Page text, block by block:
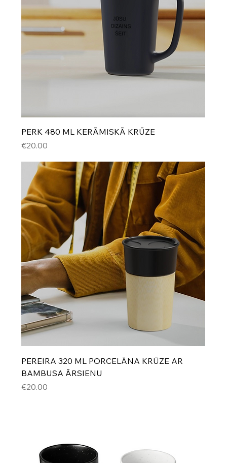
PERK 480 ML KERĀMISKĀ KRŪZE
Cena
€20.00
PEREIRA 320 ML PORCELĀNA KRŪZE AR
BAMBUSA ĀRSIENU
Cena
€20.00